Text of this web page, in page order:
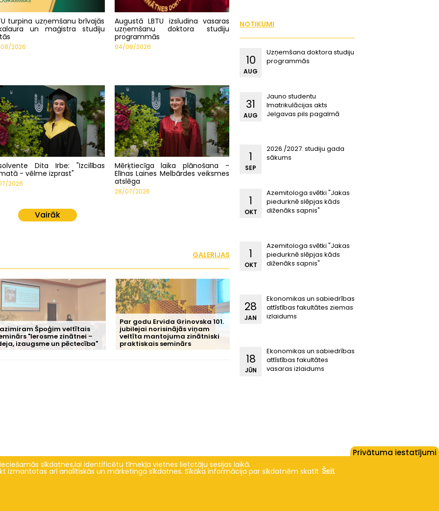
turpina uzņemšanu brīvajās
un maģistra studiju
2026
Augustā LBTU izsludina vasaras
uzņemšanu doktora studiju
programmās
04/08/2026
Dita Irbe: "Izcilības
- vēlme izprast"
2026
Mērķtiecīga laika plānošana -
Elīnas Laines Melbārdes veiksmes
atslēga
28/07/2026
Vairāk
GALERIJAS
Špoģim veltītais
"Ierosme zinātnei –
izaugsme un pēctecība"
Par godu Ervida Grinovska 101.
jubilejai norisinājās viņam
veltīta mantojuma zinātniski
praktiskais seminārs
NOTIKUMI
Uzņemšana doktora studiju
programmās
10
AUG
Jauno studentu
Imatrikulācijas akts
Jelgavas pils pagalmā
31
AUG
2026./2027. studiju gada
sākums
1
SEP
Azemitologa svētki "Jakas
piedurknē slēpjas kāds
diženāks sapnis"
1
OKT
Azemitologa svētki "Jakas
piedurknē slēpjas kāds
diženāks sapnis"
1
OKT
Ekonomikas un sabiedrības
attīstības fakultātes ziemas
izlaidums
28
JAN
Ekonomikas un sabiedrības
attīstības fakultātes
vasaras izlaidums
18
JŪN
Privātuma iestatījumi
sīkdatnes,lai identificētu tīmekļa vietnes lietotāju sesijas laikā.
izmantotas arī analītiskās un mārketinga sīkdatnes. Sīkāka informācija par sīkdatnēm skatīt Šeit